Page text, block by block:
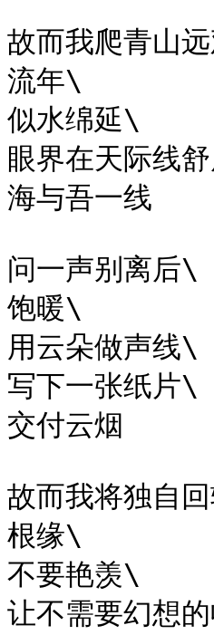
故而我爬青山
流年\
似水绵延\
眼界在天际线
海与吾一线
问一声别离后\
饱暖\
用云朵做声线\
写下一张纸片\
交付云烟
故而我将独自
根缘\
不要艳羡\
让不需要幻想